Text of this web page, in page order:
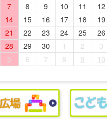
7
8 9 10 11 12
14
15 16 17 18 19
21
22 23 24 25 26
28
29 30 1 2 3
5
6 7 8 9 10